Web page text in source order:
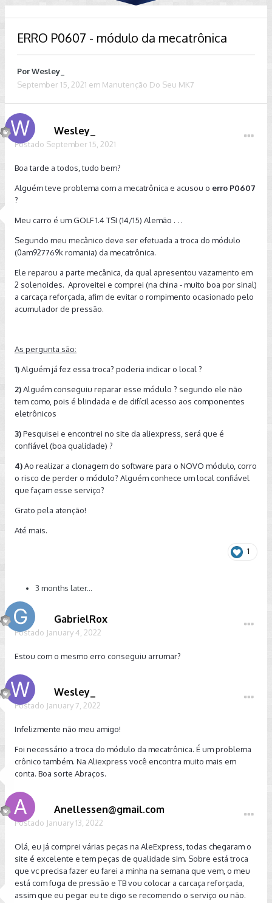
ERRO P0607 - módulo da mecatrônica
PorWesley_
September 15, 2021 em Manutenção Do Seu MK7
Wesley_
Postado September 15, 2021
Boa tarde a todos, tudo bem?
Alguém teve problema com a mecatrônica e acusou o erro P0607
?
Meu carro é um GOLF 1.4 TSI (14/15) Alemão . . .
Segundo meu mecânico deve ser efetuada a troca do módulo
(0am927769k romania) da mecatrônica.
Ele reparou a parte mecânica, da qual apresentou vazamento em
2 solenoides. Aproveitei e comprei (na china - muito boa por sinal)
a carcaça reforçada, afim de evitar o rompimento ocasionado pelo
acumulador de pressão.
As pergunta são:
1)Alguém já fez essa troca? poderia indicar o local ?
2)Alguém conseguiu reparar esse módulo ? segundo ele não
tem como, pois é blindada e de difícil acesso aos componentes
eletrônicos
3)Pesquisei e encontrei no site da aliexpress, será que é
confiável (boa qualidade) ?
4)Ao realizar a clonagem do software para o NOVO módulo, corro
o risco de perder o módulo? Alguém conhece um local confiável
que façam esse serviço?
Grato pela atenção!
Até mais.
1
3 months later...
GabrielRox
Postado January 4, 2022
Estou com o mesmo erro conseguiu arrumar?
Wesley_
Postado January 7, 2022
Infelizmente não meu amigo!
Foi necessário a troca do módulo da mecatrônica. É um problema
crônico também. Na Aliexpress você encontra muito mais em
conta. Boa sorte Abraços.
Anellessen@gmail.com
Postado January 13, 2022
Olá, eu já comprei várias peças na AleExpress, todas chegaram o
site é excelente e tem peças de qualidade sim. Sobre está troca
que vc precisa fazer eu farei a minha na semana que vem, o meu
está com fuga de pressão e TB vou colocar a carcaça reforçada,
assim que eu pegar eu te digo se recomendo o serviço ou não.